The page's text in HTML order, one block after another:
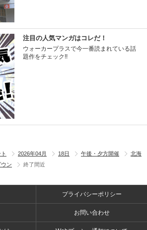
注目の人気マンガはコレだ！
ウォーカープラスで今一番読まれている話
題作をチェック!!
2026年04月 18日 午後・夕方開催
北海
ン 終了間近
プライバシーポリシー
お問い合わせ